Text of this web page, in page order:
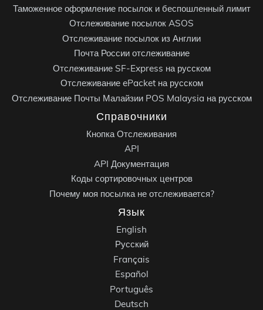
Таможенное оформление посылок и беспошленный лимит
Отслеживание посылок ASOS
Отслеживание посылок из Англии
Почта России отслеживание
Отслеживание SF-Express на русском
Отслеживание ePacket на русском
Отслеживание Почты Малайзии POS Malaysia на русском
Справочники
Кнопка Отслеживания
API
API Документация
Коды сортировочных центров
Почему моя посылка не отслеживается?
Язык
English
Русский
Français
Español
Português
Deutsch